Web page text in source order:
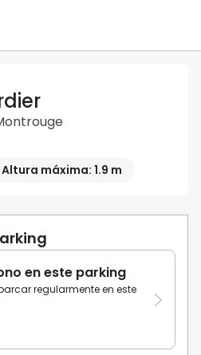
Altura máxima: 1.9 m
en este parking
regularmente en este